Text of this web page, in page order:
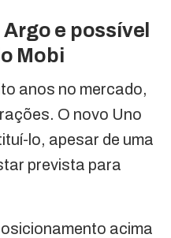
e possível
Mobi
anos no mercado,
O novo Uno
lo, apesar de uma
prevista para
acima